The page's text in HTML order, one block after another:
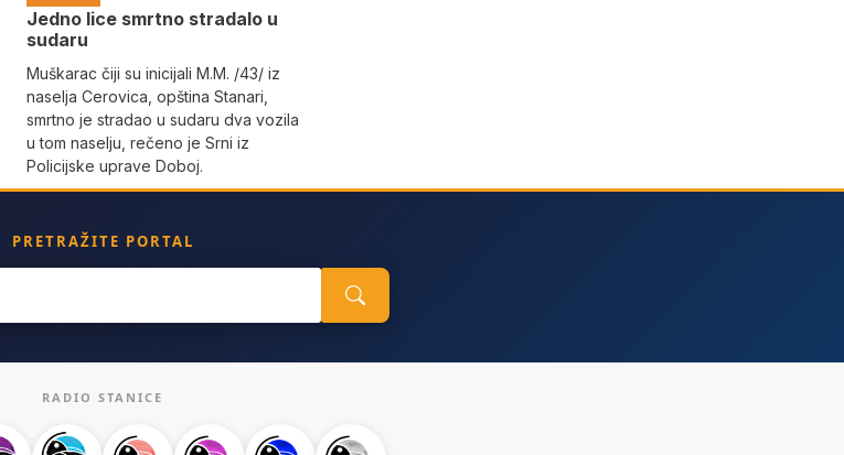
Јedno lice smrtno stradalo u
sudaru
Muškarac čiji su inicijali M.M. /43/ iz
naselja Cerovica, opština Stanari,
smrtno je stradao u sudaru dva vozila
u tom naselju, rečeno je Srni iz
Policijske uprave Doboj.
PRETRAŽITE PORTAL
RADIO STANICE